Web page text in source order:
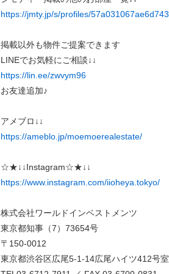
https://jmty.jp/s/profiles/
掲載以外も物件ご提案できます
LINEでお気軽にご相談↓↓
https://lin.ee/zwvym96
お友達追加♪
アメブロ↓↓
https://ameblo.jp/moemoerealestate/
☆★↓↓Instagram☆★↓↓
https://www.instagram.com/iioheya.tokyo/
株式会社ワールドインベストメンツ
東京都知事（7）73654号
〒150-0012
東京都渋谷区広尾5-1-14広尾ハイツ412号室